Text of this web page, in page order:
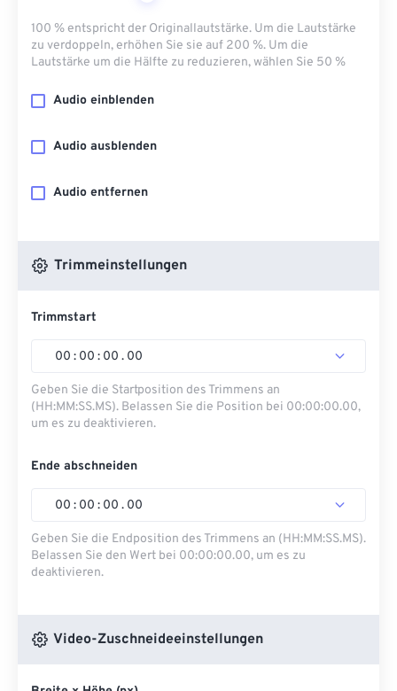
100 % entspricht der Originallautstärke. Um die Lautstärke
zu verdoppeln, erhöhen Sie sie auf 200 %. Um die
Lautstärke um die Hälfte zu reduzieren, wählen Sie 50 %
Audio einblenden
Audio ausblenden
Audio entfernen
Trimmeinstellungen
Trimmstart
00 : 00 : 00 . 00
Geben Sie die Startposition des Trimmens an
(HH:MM:SS.MS). Belassen Sie die Position bei 00:00:00.00,
um es zu deaktivieren.
Ende abschneiden
00 : 00 : 00 . 00
Geben Sie die Endposition des Trimmens an (HH:MM:SS.MS).
Belassen Sie den Wert bei 00:00:00.00, um es zu
deaktivieren.
Video-Zuschneideeinstellungen